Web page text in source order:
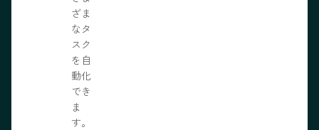
ざま
なタ
スク
を自
動化
でき
ま
す。